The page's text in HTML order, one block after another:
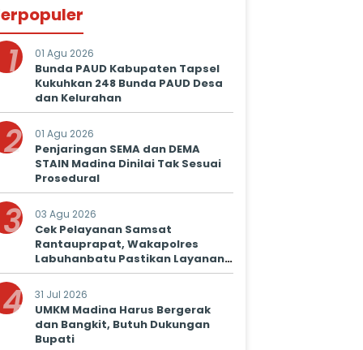
1 01 Agu 2026
Bunda PAUD Kabupaten Tapsel
Kukuhkan 248 Bunda PAUD Desa
dan Kelurahan
2 01 Agu 2026
Penjaringan SEMA dan DEMA
STAIN Madina Dinilai Tak Sesuai
Prosedural
3 03 Agu 2026
Cek Pelayanan Samsat
Rantauprapat, Wakapolres
Labuhanbatu Pastikan Layanan
Prima untuk Masyarakat
4 31 Jul 2026
UMKM Madina Harus Bergerak
dan Bangkit, Butuh Dukungan
Bupati